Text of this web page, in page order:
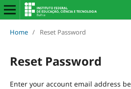
Home / Reset Password
Reset Password
Enter your account email address